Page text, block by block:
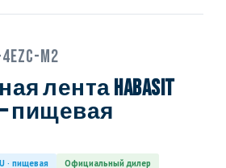
M2
лента Habasit
— пищевая
· пищевая Официальный дилер